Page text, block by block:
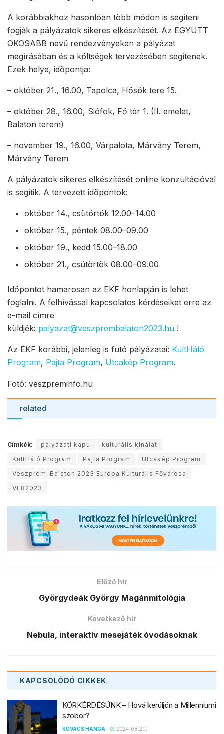
A korábbiakhoz hasonlóan több módon is segíteni
fogják a pályázatok sikeres elkészítését. Az EGYÜTT
OKOSABB nevű rendezvényeken a pályázat
megírásában és a költségek tervezésében segítenek.
Ezek helye, időpontja:
– október 21., 16.00, Tapolca, Hősök tere 15.
– október 28., 16.00, Siófok, Fő tér 1. (II. emelet,
Balaton terem)
– november 19., 16.00, Várpalota, Márvány Terem,
Márvány Terem
A pályázatok sikeres elkészítését online konzultációval
is segítik. A tervezett időpontok:
október 14., csütörtök 12.00–14.00
október 15., péntek 08.00–09.00
október 19., kedd 15.00–18.00
október 21., csütörtök 08.00–09.00
Időpontot hamarosan az EKF honlapján is lehet
foglalni. A felhívással kapcsolatos kérdéseiket erre az
e-mail címre
küldjék: palyazat@veszprembalaton2023.hu !
Az EKF korábbi, jelenleg is futó pályázatai: KultHáló
Program, Pajta Program, Utcakép Program.
Fotó: veszpreminfo.hu
related
Címkék: pályázati kapu
kulturális kínálat
KultHáló Program
Pajta Program
Utcakép Program
Veszprém-Balaton 2023 Európa Kulturális Fővárosa
VEB2023
Előző hír
Györgydeák György Magánmitológia
Következő hír
Nebula, interaktív mesejáték óvodásoknak
KAPCSOLÓDÓ CIKKEK
KÖRKÉRDÉSÜNK – Hová kerüljön a Millenniumi
szobor?
KOVÁCS HANGA 2024.08.20.